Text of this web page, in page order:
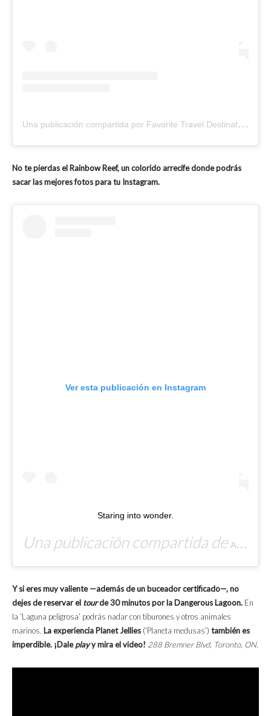
U
na publicación compartida por Favorite Travel Destinations ™ (@favoritetravel)
No te pierdas el Rainbow Reef, un colorido arrecife donde podrás
sacar las mejores fotos para tu Instagram.
Ver esta publicación en Instagram
Staring into wonder.
Una publicación compartida de Aryeh Alex
Y si eres muy valiente —además de un buceador certificado—, no
dejes de reservar el tourde 30 minutos por la Dangerous Lagoon. En
la ‘Laguna peligrosa’ podrás nadar con tiburones y otros animales
marinos. La experiencia Planet Jellies (‘Planeta medusas’) también es
imperdible. ¡Daleplayy mira el video! 288 Bremner Blvd, Toronto, ON.